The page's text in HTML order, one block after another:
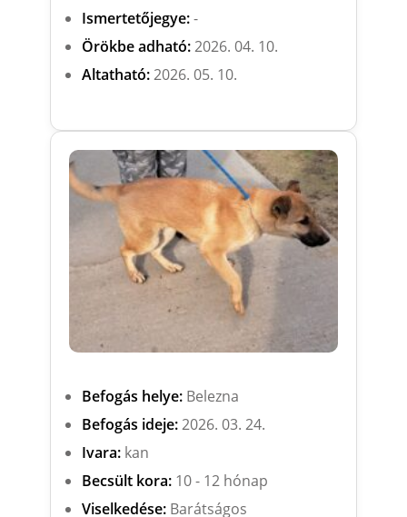
Ismertetőjegye:-
Örökbe adható:2026. 04. 10.
Altatható:2026. 05. 10.
Befogás helye:Belezna
Befogás ideje:2026. 03. 24.
Ivara:kan
Becsült kora:10 - 12 hónap
Viselkedése:Barátságos